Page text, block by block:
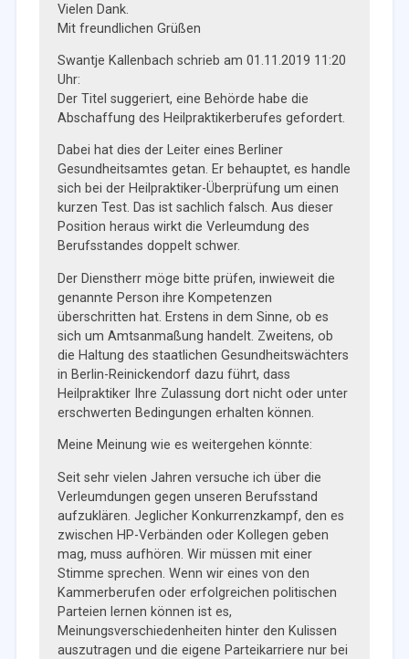
Vielen Dank.
Mit freundlichen Grüßen
Swantje Kallenbach schrieb am 01.11.2019 11:20
Uhr:
Der Titel suggeriert, eine Behörde habe die
Abschaffung des Heilpraktikerberufes gefordert.
Dabei hat dies der Leiter eines Berliner
Gesundheitsamtes getan. Er behauptet, es handle
sich bei der Heilpraktiker-Überprüfung um einen
kurzen Test. Das ist sachlich falsch. Aus dieser
Position heraus wirkt die Verleumdung des
Berufsstandes doppelt schwer.
Der Dienstherr möge bitte prüfen, inwieweit die
genannte Person ihre Kompetenzen
überschritten hat. Erstens in dem Sinne, ob es
sich um Amtsanmaßung handelt. Zweitens, ob
die Haltung des staatlichen Gesundheitswächters
in Berlin-Reinickendorf dazu führt, dass
Heilpraktiker Ihre Zulassung dort nicht oder unter
erschwerten Bedingungen erhalten können.
Meine Meinung wie es weitergehen könnte:
Seit sehr vielen Jahren versuche ich über die
Verleumdungen gegen unseren Berufsstand
aufzuklären. Jeglicher Konkurrenzkampf, den es
zwischen HP-Verbänden oder Kollegen geben
mag, muss aufhören. Wir müssen mit einer
Stimme sprechen. Wenn wir eines von den
Kammerberufen oder erfolgreichen politischen
Parteien lernen können ist es,
Meinungsverschiedenheiten hinter den Kulissen
auszutragen und die eigene Parteikarriere nur bei